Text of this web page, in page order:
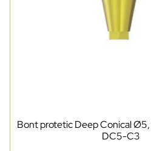
Bont protetic Deep Conical
DC5-C3